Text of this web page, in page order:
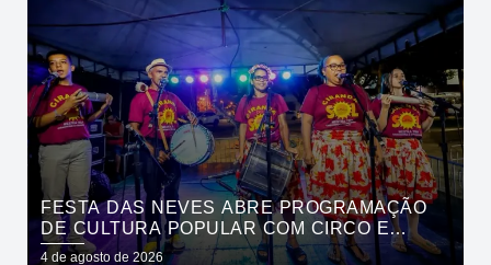
FESTA DAS NEVES ABRE PROGRAMAÇÃO
DE CULTURA POPULAR COM CIRCO E
CIRANDA NO PARQUE SOLON DE LUCENA
4 de agosto de 2026